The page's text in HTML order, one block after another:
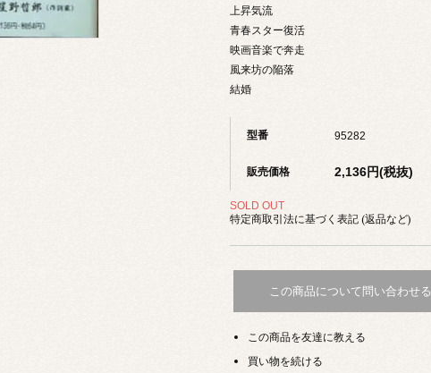
上昇気流
青春スター復活
映画音楽で奔走
風来坊の陥落
結婚
型番 95282
販売価格 2,136円(税抜)
SOLD OUT
特定商取引法に基づく表記 (返品など)
この商品について問い合わせる
この商品を友達に教える
買い物を続ける